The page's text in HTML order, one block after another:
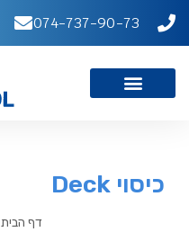
074-737-90-73
כיסוי Deck
דף הבית